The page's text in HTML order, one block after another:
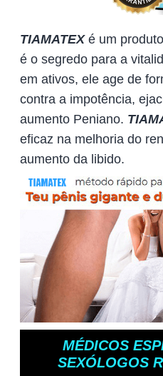
TIAMATEX é um
é o segredo para a
em ativos, ele age de
contra a impotência,
aumento Peniano.
eficaz na melhoria do
aumento da libido.
MÉDICOS
SEXÓLOGOS